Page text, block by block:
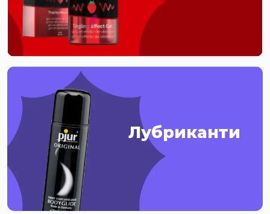
Лубриканти